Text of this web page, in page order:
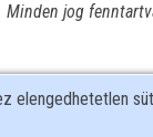
Minden jog
elengedhetetlen